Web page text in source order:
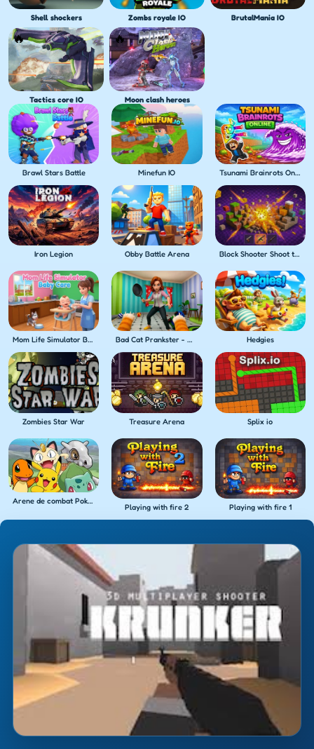
Shell shockers Zombs royale IO BrutalMania IO
Tactics core IO Moon clash heroes
Brawl Stars Battle Minefun IO Tsunami Brainrots Online
Iron Legion Obby Battle Arena Block Shooter Shoot the Blocks!
Mom Life Simulator Baby Care Bad Cat Prankster - Mom's Return Hedgies
Zombies Star War Treasure Arena Splix io
Arene de combat Pokemon
Playing with fire 2 Playing with fire 1